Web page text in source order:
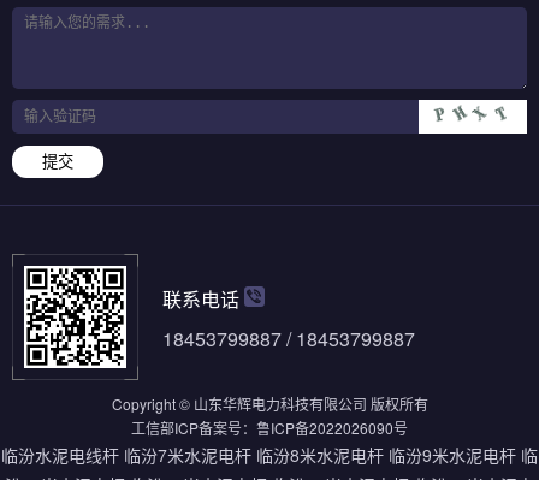
提交
联系电话
18453799887 / 18453799887
Copyright © 山东华辉电力科技有限公司 版权所有
工信部ICP备案号： 鲁ICP备2022026090号
临汾水泥电线杆 临汾7米水泥电杆 临汾8米水泥电杆 临汾9米水泥电杆 临